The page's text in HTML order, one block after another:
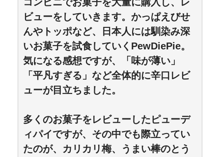
ビューをしていきます。かっぱえびせ
んやトッポなど、日本人には馴染み深
いお菓子を試食していくPewDiePie。
気になる感想ですが、「味が薄い」
「平凡すぎる」など全体的に辛口レビ
ューが目立ちました。
多くのお菓子をレビューしたピューデ
ィパイですが、その中でも際立ってい
たのが、カリカリ梅、うまい棒のとう